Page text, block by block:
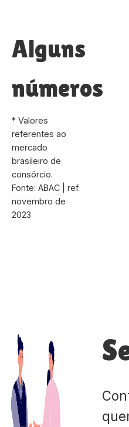
Alguns
números
* Valores
referentes ao
mercado
brasileiro de
consórcio.
Fonte: ABAC | ref.
novembro de
2023